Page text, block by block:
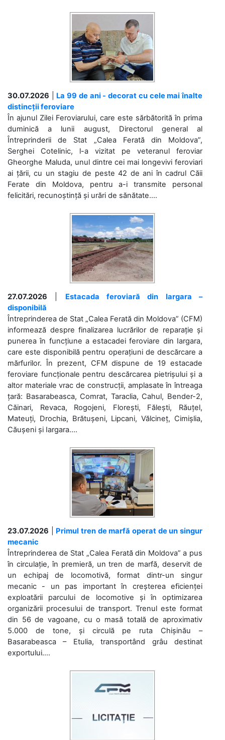
30.07.2026
La 99 de ani - decorat cu cele mai înalte
distincții feroviare
În ajunul Zilei Feroviarului, care este sărbătorită în prima
duminică a lunii august, Directorul general al
Întreprinderii de Stat „Calea Ferată din Moldova”,
Serghei Cotelinic, l-a vizitat pe veteranul feroviar
Gheorghe Maluda, unul dintre cei mai longevivi feroviari
ai țării, cu un stagiu de peste 42 de ani în cadrul Căii
Ferate din Moldova, pentru a-i transmite personal
felicitări, recunoștință și urări de sănătate....
27.07.2026
Estacada feroviară din Iargara –
disponibilă
Întreprinderea de Stat „Calea Ferată din Moldova” (CFM)
informează despre finalizarea lucrărilor de reparație și
punerea în funcțiune a estacadei feroviare din Iargara,
care este disponibilă pentru operațiuni de descărcare a
mărfurilor. În prezent, CFM dispune de 19 estacade
feroviare funcționale pentru descărcarea pietrișului și a
altor materiale vrac de construcții, amplasate în întreaga
țară: Basarabeasca, Comrat, Taraclia, Cahul, Bender-2,
Căinari, Revaca, Rogojeni, Florești, Fălești, Răuțel,
Mateuți, Drochia, Brătușeni, Lipcani, Vălcineț, Cimișlia,
Căușeni și Iargara....
23.07.2026
Primul tren de marfă operat de un singur
mecanic
Întreprinderea de Stat „Calea Ferată din Moldova” a pus
în circulație, în premieră, un tren de marfă, deservit de
un echipaj de locomotivă, format dintr-un singur
mecanic - un pas important în creșterea eficienței
exploatării parcului de locomotive și în optimizarea
organizării procesului de transport. Trenul este format
din 56 de vagoane, cu o masă totală de aproximativ
5.000 de tone, și circulă pe ruta Chișinău –
Basarabeasca – Etulia, transportând grâu destinat
exportului....